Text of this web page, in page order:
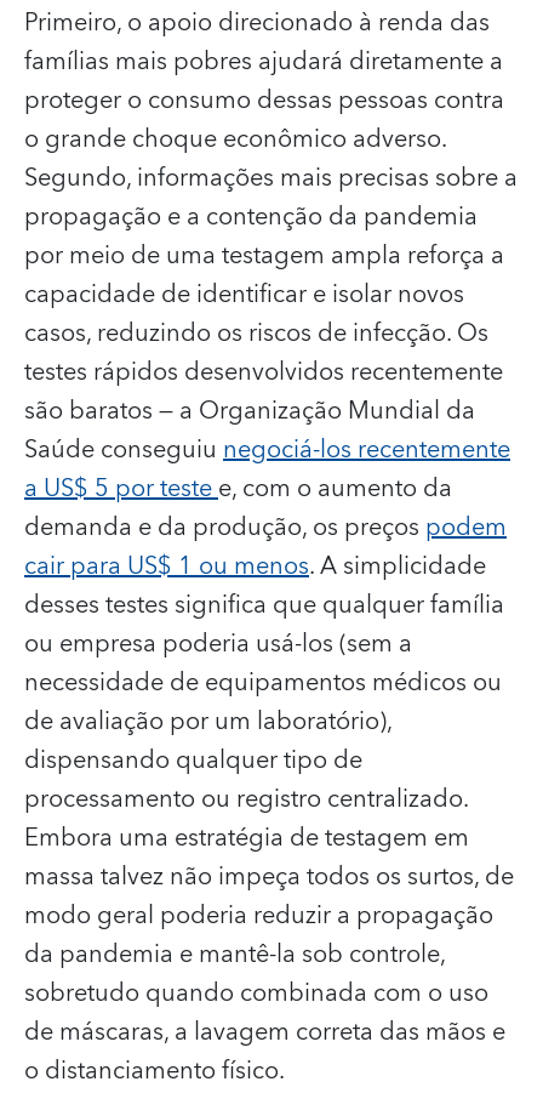
Primeiro, o apoio direcionado à renda das
famílias mais pobres ajudará diretamente a
proteger o consumo dessas pessoas contra
o grande choque econômico adverso.
Segundo, informações mais precisas sobre a
propagação e a contenção da pandemia
por meio de uma testagem ampla reforça a
capacidade de identificar e isolar novos
casos, reduzindo os riscos de infecção. Os
testes rápidos desenvolvidos recentemente
são baratos — a Organização Mundial da
Saúde conseguiu negociá-los recentemente
a US$ 5 por testee, com o aumento da
demanda e da produção, os preços podem
cair para US$ 1 ou menos. A simplicidade
desses testes significa que qualquer família
ou empresa poderia usá-los (sem a
necessidade de equipamentos médicos ou
de avaliação por um laboratório),
dispensando qualquer tipo de
processamento ou registro centralizado.
Embora uma estratégia de testagem em
massa talvez não impeça todos os surtos, de
modo geral poderia reduzir a propagação
da pandemia e mantê-la sob controle,
sobretudo quando combinada com o uso
de máscaras, a lavagem correta das mãos e
o distanciamento físico.